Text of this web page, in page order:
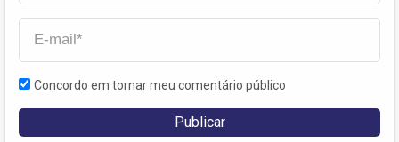
Concordo em tornar meu comentário público